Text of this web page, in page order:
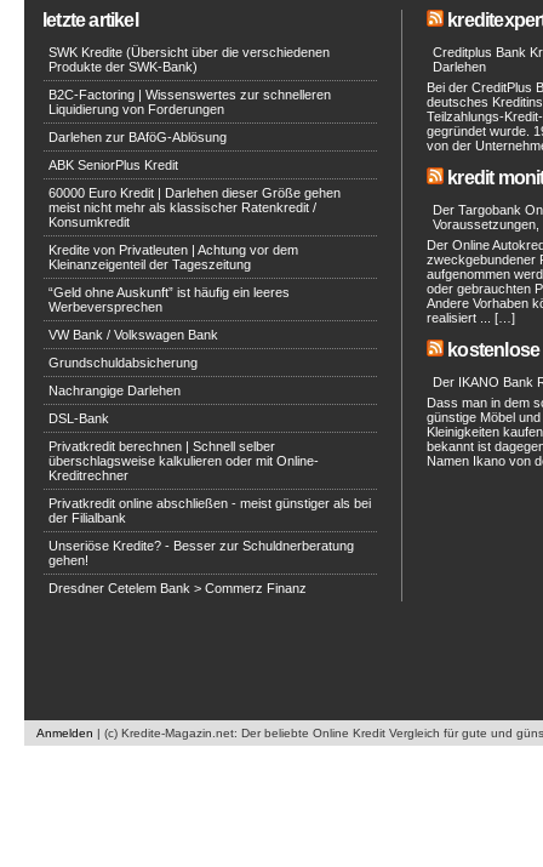
letzte artikel
SWK Kredite (Übersicht über die verschiedenen
Produkte der SWK-Bank)
B2C-Factoring | Wissenswertes zur schnelleren
Liquidierung von Forderungen
Darlehen zur BAföG-Ablösung
ABK SeniorPlus Kredit
60000 Euro Kredit | Darlehen dieser Größe gehen
meist nicht mehr als klassischer Ratenkredit /
Konsumkredit
Kredite von Privatleuten | Achtung vor dem
Kleinanzeigenteil der Tageszeitung
“Geld ohne Auskunft” ist häufig ein leeres
Werbeversprechen
VW Bank / Volkswagen Bank
Grundschuldabsicherung
Nachrangige Darlehen
DSL-Bank
Privatkredit berechnen | Schnell selber
überschlagsweise kalkulieren oder mit Online-
Kreditrechner
Privatkredit online abschließen - meist günstiger als bei
der Filialbank
Unseriöse Kredite? - Besser zur Schuldnerberatung
gehen!
Dresdner Cetelem Bank > Commerz Finanz
Creditplus Bank
Darlehen
Bei der CreditPlus
deutsches
Teilzahlungs-
gegründet wurde.
von der
kredit
Der Targobank
Voraussetzungen,
Der Online
zweckgebundener
aufgenommen
oder gebrauchten
Andere Vorhaben
realisiert ... […]
Der IKANO Bank
Dass man in dem
günstige Möbel
Kleinigkeiten
bekannt ist
Namen Ikano von
Anmelden | (c) Kredite-Magazin.net: Der beliebte Online Kredit Vergleich für gute und